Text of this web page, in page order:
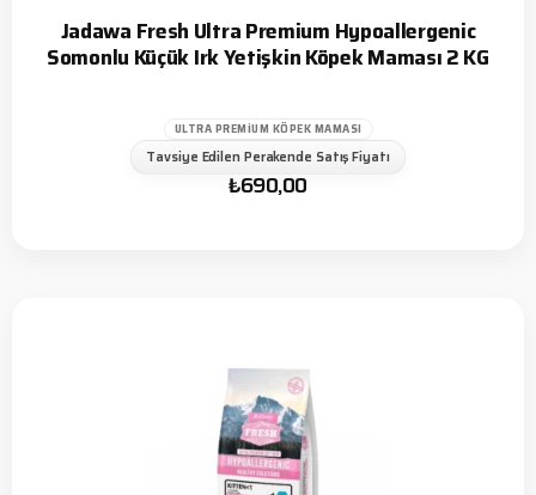
Jadawa Fresh Ultra Premium Hypoallergenic
Somonlu Küçük Irk Yetişkin Köpek Maması 2 KG
ULTRA PREMIUM KÖPEK MAMASI
Tavsiye Edilen Perakende Satış Fiyatı
₺690,00